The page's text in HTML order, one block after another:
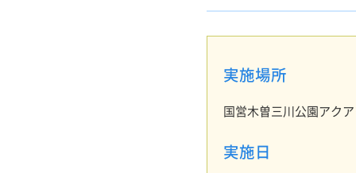
実施場所
国営木曽三川公園アク
実施日